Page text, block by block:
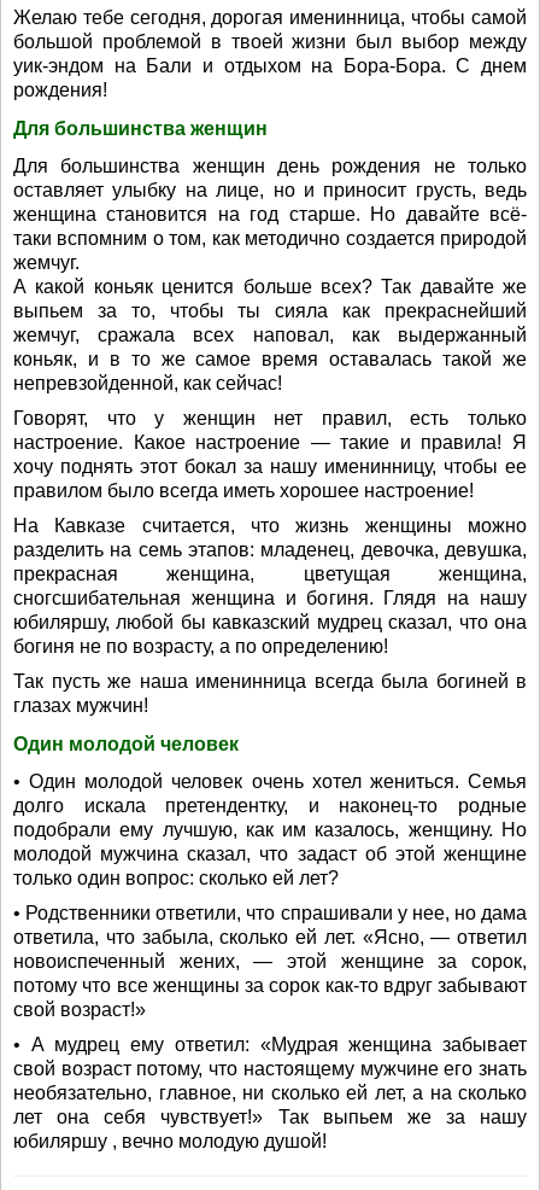
Желаю тебе сегодня, дорогая именинница, чтобы самой
большой проблемой в твоей жизни был выбор между
уик-эндом на Бали и отдыхом на Бора-Бора. С днем
рождения!
Для большинства женщин
Для большинства женщин день рождения не только
оставляет улыбку на лице, но и приносит грусть, ведь
женщина становится на год старше. Но давайте всё-
таки вспомним о том, как методично создается природой
жемчуг.
А какой коньяк ценится больше всех? Так давайте же
выпьем за то, чтобы ты сияла как прекраснейший
жемчуг, сражала всех наповал, как выдержанный
коньяк, и в то же самое время оставалась такой же
непревзойденной, как сейчас!
Говорят, что у женщин нет правил, есть только
настроение. Какое настроение — такие и правила! Я
хочу поднять этот бокал за нашу именинницу, чтобы ее
правилом было всегда иметь хорошее настроение!
На Кавказе считается, что жизнь женщины можно
разделить на семь этапов: младенец, девочка, девушка,
прекрасная женщина, цветущая женщина,
сногсшибательная женщина и богиня. Глядя на нашу
юбиляршу, любой бы кавказский мудрец сказал, что она
богиня не по возрасту, а по определению!
Так пусть же наша именинница всегда была богиней в
глазах мужчин!
Один молодой человек
• Один молодой человек очень хотел жениться. Семья
долго искала претендентку, и наконец-то родные
подобрали ему лучшую, как им казалось, женщину. Но
молодой мужчина сказал, что задаст об этой женщине
только один вопрос: сколько ей лет?
• Родственники ответили, что спрашивали у нее, но дама
ответила, что забыла, сколько ей лет. «Ясно, — ответил
новоиспеченный жених, — этой женщине за сорок,
потому что все женщины за сорок как-то вдруг забывают
свой возраст!»
• А мудрец ему ответил: «Мудрая женщина забывает
свой возраст потому, что настоящему мужчине его знать
необязательно, главное, ни сколько ей лет, а на сколько
лет она себя чувствует!» Так выпьем же за нашу
юбиляршу , вечно молодую душой!